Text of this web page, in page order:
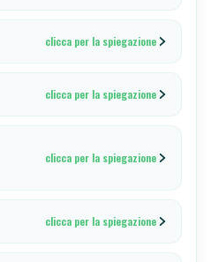
clicca per la spiegazione
clicca per la spiegazione
clicca per la spiegazione
clicca per la spiegazione